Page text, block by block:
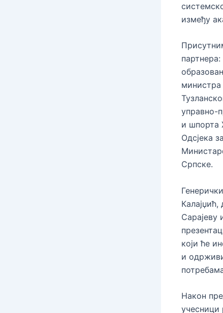
између
управно-
и шпорта
Одсјека
Српске.
Сарајеву
који ће
и
Након
учесници